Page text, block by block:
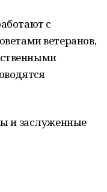
с
ветеранов,
и заслуженные